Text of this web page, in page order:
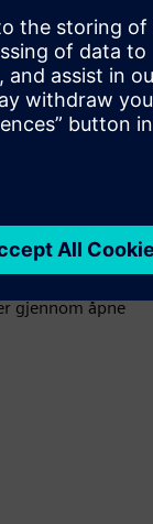
vår åpne
gjennom åpne